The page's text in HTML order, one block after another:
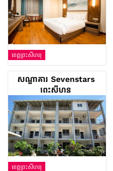
ខេត្តព្រះសីហនុ
សណ្ឋាគារ Sevenstars
ព្រះសីហនុ
ខេត្តព្រះសីហនុ